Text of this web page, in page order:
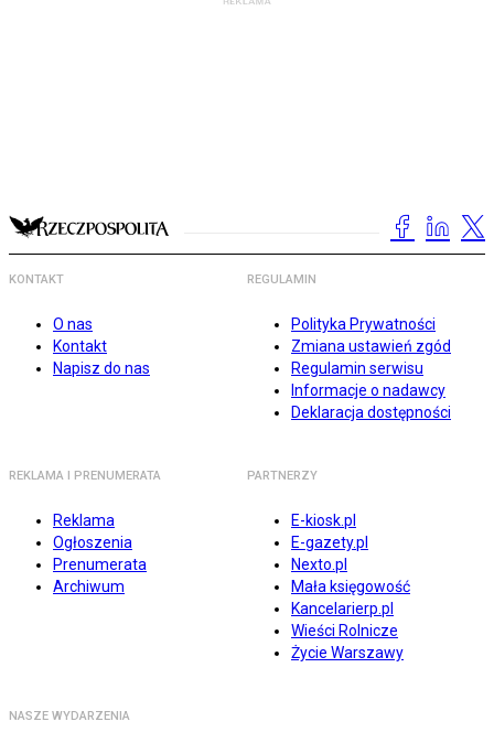
KONTAKT
O nas
Kontakt
Napisz do nas
REGULAMIN
Polityka Prywatności
Zmiana ustawień zgód
Regulamin serwisu
Informacje o nadawcy
Deklaracja dostępności
REKLAMA I PRENUMERATA
Reklama
Ogłoszenia
Prenumerata
Archiwum
PARTNERZY
E-kiosk.pl
E-gazety.pl
Nexto.pl
Mała księgowość
Kancelarierp.pl
Wieści Rolnicze
Życie Warszawy
NASZE WYDARZENIA